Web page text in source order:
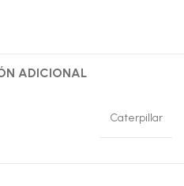
ADICIONAL
Caterpillar